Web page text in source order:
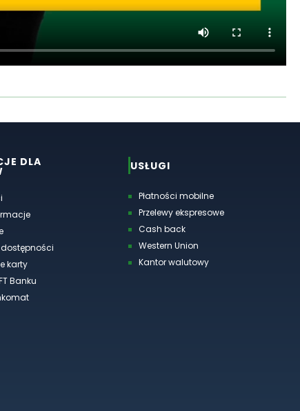
DLA
karty
Banku
USŁUGI
Płatności mobilne
Przelewy ekspresowe
Cash back
Western Union
Kantor walutowy